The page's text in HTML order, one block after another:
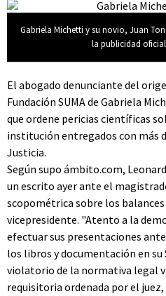
Gabriela Michetti y su novio, Juan
la publicidad
El abogado denunciante del
Fundación SUMA de Gabriela
que ordene pericias científicas
institución entregados con más
Justicia.
Según supo ámbito.com,
un escrito ayer ante el
scopométrica sobre los
vicepresidente. "Atento a la
efectuar sus presentaciones
los libros y documentación en su
violatorio de la normativa legal
requisitoria ordenada por el